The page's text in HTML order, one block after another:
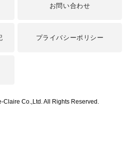
お問い合わせ
プライバシーポリシー
Co.,Ltd. All Rights Reserved.